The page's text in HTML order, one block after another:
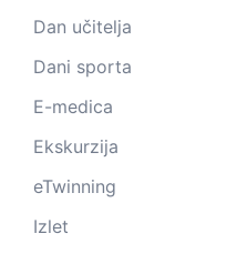
Dan učitelja
Dani sporta
E-medica
Ekskurzija
eTwinning
Izlet